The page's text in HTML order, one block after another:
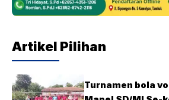
Artikel Pilihan
Turnamen bola